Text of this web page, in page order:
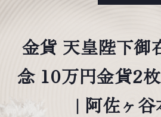
金貨 天皇陛下御
念 10万円金貨2
| 阿佐ヶ